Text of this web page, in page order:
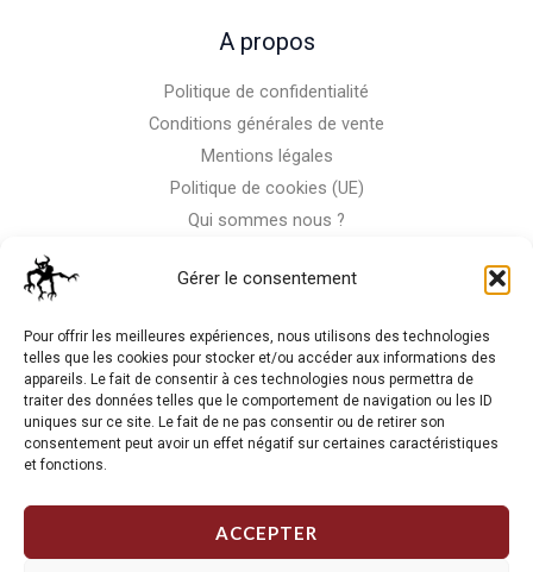
Gérer le consentement
Pour offrir les meilleures expériences, nous utilisons des technologies
telles que les cookies pour stocker et/ou accéder aux informations des
appareils. Le fait de consentir à ces technologies nous permettra de
traiter des données telles que le comportement de navigation ou les ID
uniques sur ce site. Le fait de ne pas consentir ou de retirer son
consentement peut avoir un effet négatif sur certaines caractéristiques
et fonctions.
ACCEPTER
A propos
Politique de confidentialité
Conditions générales de vente
Mentions légales
Politique de cookies (UE)
Qui sommes nous ?
La RC n'est pas notre seule passion, venez visiter notre shop
de motos